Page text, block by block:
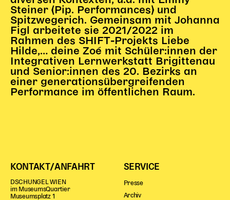
Angebote für Pädagog*innen
PädagogikClub
Sommerfest
Open House
Newsletter für pädagogische Institutionen
HAUS
Steiner (Pip. Performances) und
Spitzwegerich. Gemeinsam mit Johanna
Figl arbeitete sie 2021/2022 im
Rahmen des SHIFT-Projekts Liebe
Hilde,… deine Zoé mit Schüler:innen der
Integrativen Lernwerkstatt Brigittenau
und Senior:innen des 20. Bezirks an
einer generationsübergreifenden
Performance im öffentlichen Raum.
KONTAKT/ANFAHRT
DSCHUNGEL WIEN
im MuseumsQuartier
Museumsplatz 1
SERVICE
Presse
Archiv